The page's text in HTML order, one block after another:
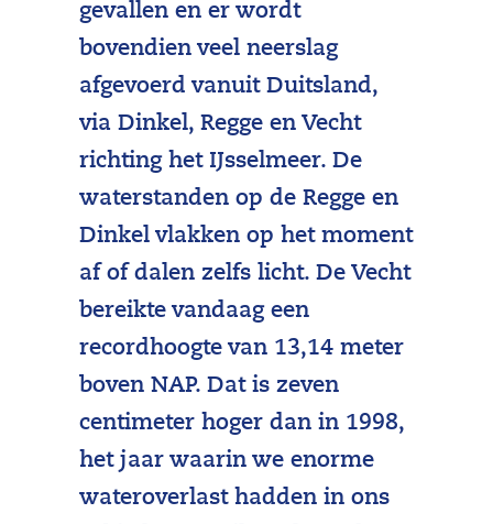
gevallen en er wordt
bovendien veel neerslag
afgevoerd vanuit Duitsland,
via Dinkel, Regge en Vecht
richting het IJsselmeer. De
waterstanden op de Regge en
Dinkel vlakken op het moment
af of dalen zelfs licht. De Vecht
bereikte vandaag een
recordhoogte van 13,14 meter
boven NAP. Dat is zeven
centimeter hoger dan in 1998,
het jaar waarin we enorme
wateroverlast hadden in ons